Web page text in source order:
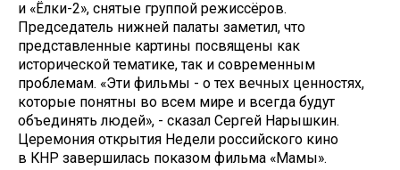
и «Ёлки-2», снятые группой режиссёров.
Председатель нижней палаты заметил, что
представленные картины посвящены как
исторической тематике, так и современным
проблемам. «Эти фильмы - о тех вечных ценностях,
которые понятны во всем мире и всегда будут
объединять людей», - сказал Сергей Нарышкин.
Церемония открытия Недели российского кино
в КНР завершилась показом фильма «Мамы».